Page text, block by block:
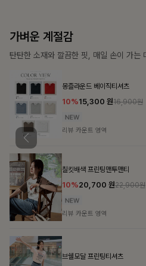
가장 쉬운 코디
특별한 날부터 일상까지 함께하는 룩
57,600
밴스트라이프 스트링원피스
25%35,100 원46,800원
리뷰 카운트 영역